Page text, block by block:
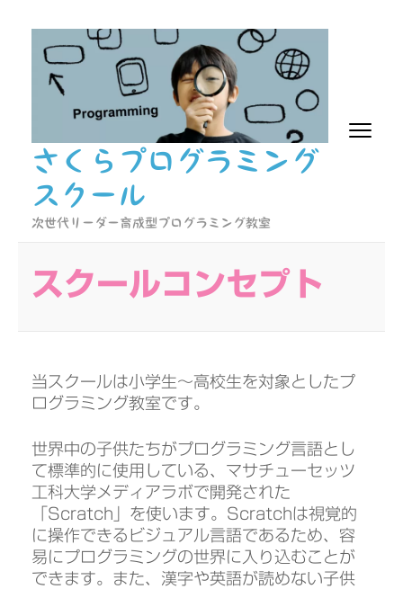
コ
プ
さくらプログラミング
スクール
次世代リーダー育成型プログラミング教室
スクールコンセプト
当スクールは小学生～高校生を対象としたプ
ログラミング教室です。
世界中の子供たちがプログラミング言語とし
て標準的に使用している、マサチューセッツ
工科大学メディアラボで開発された
「Scratch」を使います。Scratchは視覚的
に操作できるビジュアル言語であるため、容
易にプログラミングの世界に入り込むことが
できます。また、漢字や英語が読めない子供